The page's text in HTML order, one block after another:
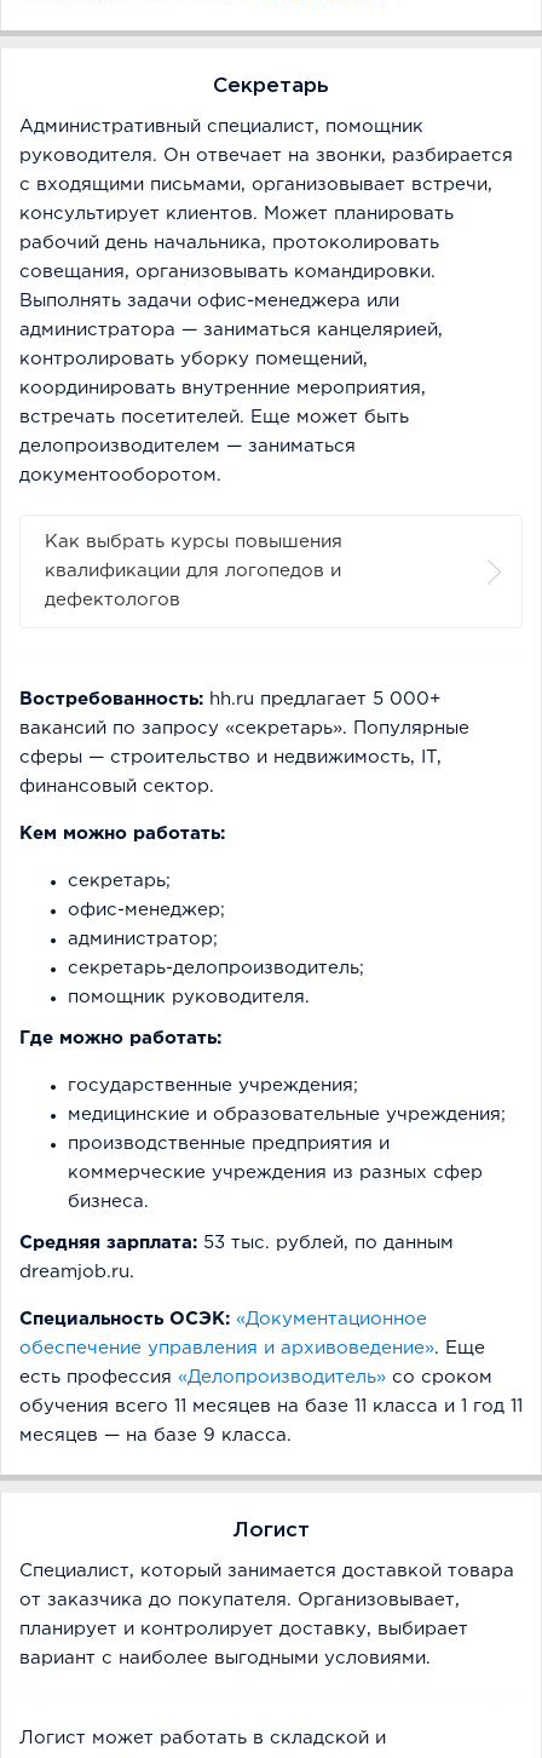
Секретарь
Административный специалист, помощник
руководителя. Он отвечает на звонки, разбирается
с входящими письмами, организовывает встречи,
консультирует клиентов. Может планировать
рабочий день начальника, протоколировать
совещания, организовывать командировки.
Выполнять задачи офис-менеджера или
администратора — заниматься канцелярией,
контролировать уборку помещений,
координировать внутренние мероприятия,
встречать посетителей. Еще может быть
делопроизводителем — заниматься
документооборотом.
Как выбрать курсы повышения
квалификации для логопедов и
дефектологов
Востребованность: hh.ru предлагает 5 000+
вакансий по запросу «секретарь». Популярные
сферы — строительство и недвижимость, IT,
финансовый сектор.
Кем можно работать:
секретарь;
офис-менеджер;
администратор;
секретарь-делопроизводитель;
помощник руководителя.
Где можно работать:
государственные учреждения;
медицинские и образовательные учреждения;
производственные предприятия и
коммерческие учреждения из разных сфер
бизнеса.
Средняя зарплата: 53 тыс. рублей, по данным
dreamjob.ru.
Специальность ОСЭК: «Документационное
обеспечение управления и архивоведение». Еще
есть профессия «Делопроизводитель» со сроком
обучения всего 11 месяцев на базе 11 класса и 1 год 11
месяцев — на базе 9 класса.
Логист
Специалист, который занимается доставкой товара
от заказчика до покупателя. Организовывает,
планирует и контролирует доставку, выбирает
вариант с наиболее выгодными условиями.
Логист может работать в складской и